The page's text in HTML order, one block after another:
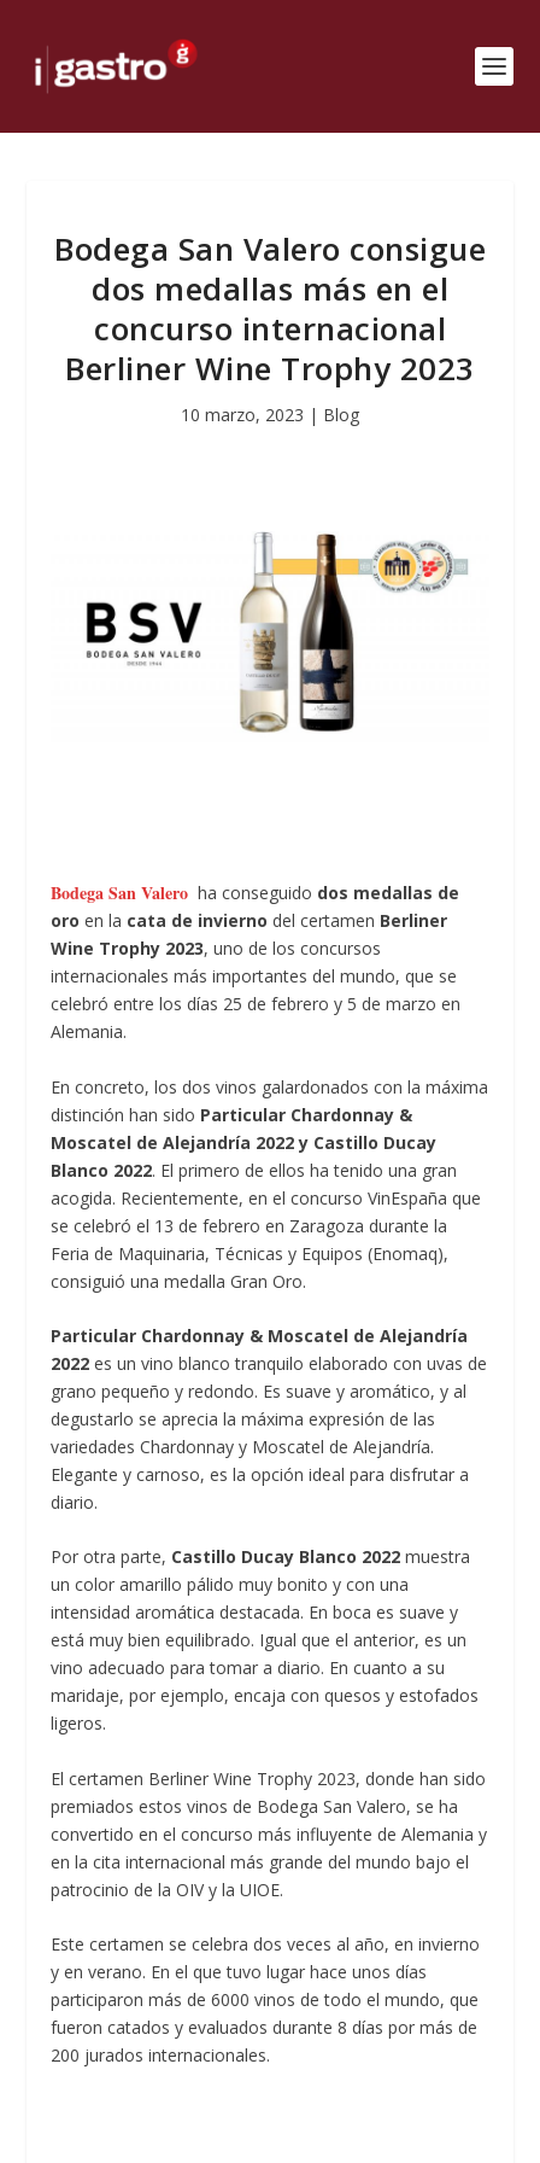
Bodega San Valero consigue
dos medallas más en el
concurso internacional
Berliner Wine Trophy 2023
10 marzo, 2023 | Blog
Bodega San Valero ha conseguido dos medallas de
oro en la cata de invierno del certamen Berliner
Wine Trophy 2023, uno de los concursos
internacionales más importantes del mundo, que se
celebró entre los días 25 de febrero y 5 de marzo en
Alemania.
En concreto, los dos vinos galardonados con la máxima
distinción han sido Particular Chardonnay &
Moscatel de Alejandría 2022 y Castillo Ducay
Blanco 2022. El primero de ellos ha tenido una gran
acogida. Recientemente, en el concurso VinEspaña que
se celebró el 13 de febrero en Zaragoza durante la
Feria de Maquinaria, Técnicas y Equipos (Enomaq),
consiguió una medalla Gran Oro.
Particular Chardonnay & Moscatel de Alejandría
2022es un vino blanco tranquilo elaborado con uvas de
grano pequeño y redondo. Es suave y aromático, y al
degustarlo se aprecia la máxima expresión de las
variedades Chardonnay y Moscatel de Alejandría.
Elegante y carnoso, es la opción ideal para disfrutar a
diario.
Por otra parte, Castillo Ducay Blanco 2022 muestra
un color amarillo pálido muy bonito y con una
intensidad aromática destacada. En boca es suave y
está muy bien equilibrado. Igual que el anterior, es un
vino adecuado para tomar a diario. En cuanto a su
maridaje, por ejemplo, encaja con quesos y estofados
ligeros.
El certamen Berliner Wine Trophy 2023, donde han sido
premiados estos vinos de Bodega San Valero, se ha
convertido en el concurso más influyente de Alemania y
en la cita internacional más grande del mundo bajo el
patrocinio de la OIV y la UIOE.
Este certamen se celebra dos veces al año, en invierno
y en verano. En el que tuvo lugar hace unos días
participaron más de 6000 vinos de todo el mundo, que
fueron catados y evaluados durante 8 días por más de
200 jurados internacionales.